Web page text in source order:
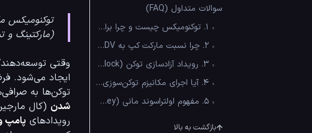
سوالات متداول (FAQ)
• ۱. توکنومیکس چیست و چرا برای تریدرهای کریپتو ضروری است؟
• ۲. چرا نسبت مارکت کپ به FDV به عنوان یک هشدار خطر شناخته می‌شود؟
• ۳. رویداد آزادسازی توکن (Token Unlock) چه تاثیری بر روند قیمتی دارد؟
• ۴. آیا اجرای مکانیزم توکن‌سوزی همیشه به معنای افزایش قیمت است؟
• ۵. مفهوم اولتراسوند مانی (Ultrasound Money) در توکنومیکس مدرن چیست؟
بازگشت به بالا
توکنومیکس
(مارکتینگ و
وقتی توسعه‌دهندگان حجم عظیمی از توکن‌های قفل شده را به صورت ناگهانی آزاد می‌کنند،
ایجاد می‌شود. فرض کنید در چنین شرایط پرریسکی یک
توکن‌ها به صرافی‌ها، قیمت با فشار فروش ناگهانی دچار ریزش می‌شود؛ در این حالت سرمایه شما مستقیماً در خطر
شدن
رویدادهای پامپ